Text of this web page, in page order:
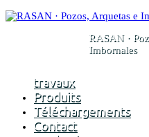
RASAN ·
Imbornales
travaux
Produits
Téléchargements
Contact